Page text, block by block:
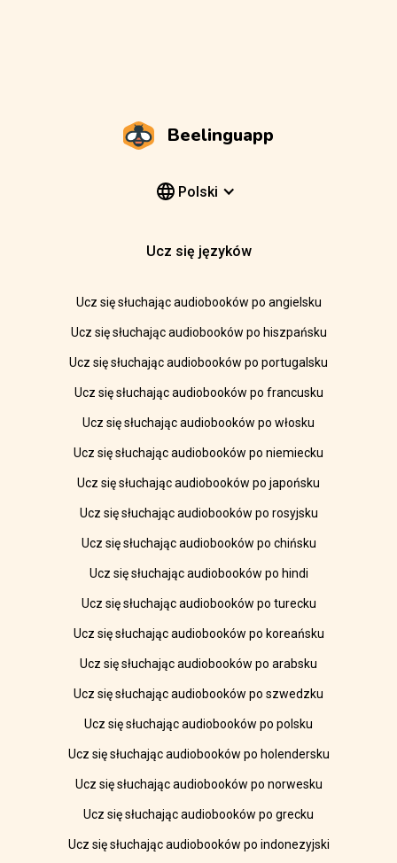
Beelinguapp
Polski
Ucz się języków
Ucz się słuchając audiobooków po angielsku
Ucz się słuchając audiobooków po hiszpańsku
Ucz się słuchając audiobooków po portugalsku
Ucz się słuchając audiobooków po francusku
Ucz się słuchając audiobooków po włosku
Ucz się słuchając audiobooków po niemiecku
Ucz się słuchając audiobooków po japońsku
Ucz się słuchając audiobooków po rosyjsku
Ucz się słuchając audiobooków po chińsku
Ucz się słuchając audiobooków po hindi
Ucz się słuchając audiobooków po turecku
Ucz się słuchając audiobooków po koreańsku
Ucz się słuchając audiobooków po arabsku
Ucz się słuchając audiobooków po szwedzku
Ucz się słuchając audiobooków po polsku
Ucz się słuchając audiobooków po holendersku
Ucz się słuchając audiobooków po norwesku
Ucz się słuchając audiobooków po grecku
Ucz się słuchając audiobooków po indonezyjski